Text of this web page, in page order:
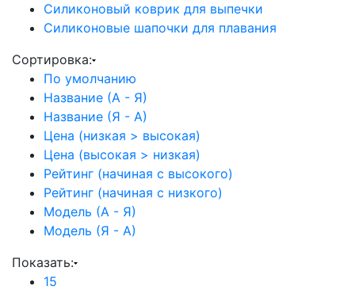
Силиконовый коврик для выпечки
Силиконовые шапочки для плавания
Сортировка:
По умолчанию
Название (А - Я)
Название (Я - А)
Цена (низкая > высокая)
Цена (высокая > низкая)
Рейтинг (начиная с высокого)
Рейтинг (начиная с низкого)
Модель (А - Я)
Модель (Я - А)
Показать:
15